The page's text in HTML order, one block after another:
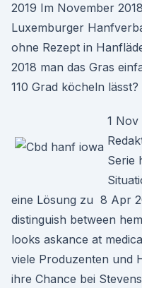
2019 Im November
Luxemburger
ohne Rezept in
2018 man das Gras
110 Grad köcheln lässt?
1 Nov
Serie
eine Lösung zu 8 Apr
distinguish between
looks askance at
viele Produzenten und
ihre Chance bei